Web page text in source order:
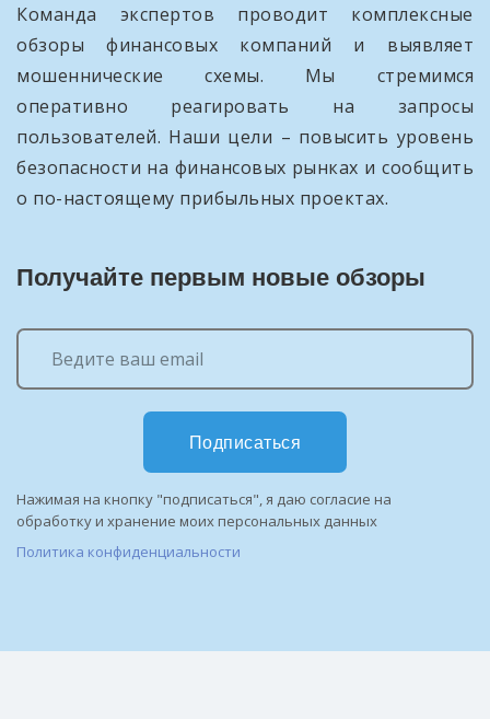
Команда экспертов проводит комплексные
обзоры финансовых компаний и выявляет
мошеннические схемы. Мы стремимся
оперативно реагировать на запросы
пользователей. Наши цели – повысить уровень
безопасности на финансовых рынках и сообщить
о по-настоящему прибыльных проектах.
Получайте первым новые обзоры
Подписаться
Нажимая на кнопку "подписаться", я даю согласие на
обработку и хранение моих персональных данных
Политика конфиденциальности